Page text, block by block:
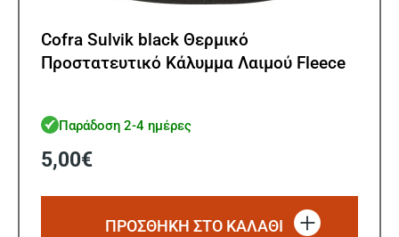
Cofra Sulvik black Θερμικό
Προστατευτικό Κάλυμμα Λαιμού Fleece
Παράδοση 2-4 ημέρες
5,00€
ΠΡΟΣΘΗΚΗ ΣΤΟ ΚΑΛΑΘΙ